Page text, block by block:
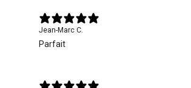
Jean-Marc C.
Parfait